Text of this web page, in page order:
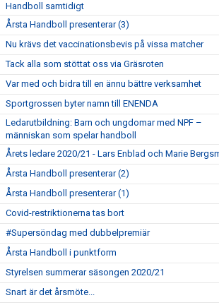
Handboll samtidigt
Årsta Handboll presenterar (3)
Nu krävs det vaccinationsbevis på vissa matcher
Tack alla som stöttat oss via Gräsroten
Var med och bidra till en ännu bättre verksamhet
Sportgrossen byter namn till ENENDA
Ledarutbildning: Barn och ungdomar med NPF –
människan som spelar handboll
Årets ledare 2020/21 - Lars Enblad och Marie
Årsta Handboll presenterar (2)
Årsta Handboll presenterar (1)
Covid-restriktionerna tas bort
#Supersöndag med dubbelpremiär
Årsta Handboll i punktform
Styrelsen summerar säsongen 2020/21
Snart är det årsmöte...